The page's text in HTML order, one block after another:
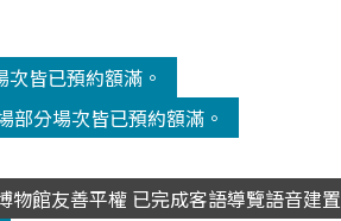
皆已預約額滿。
部分場次皆已預約額滿。
物館友善平權 已完成客語導覽語音建置